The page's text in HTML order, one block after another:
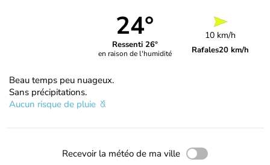
24°
Ressenti 26°
en raison de l'humidité
10 km/h
Rafales20 km/h
Beau temps peu nuageux.
Sans précipitations.
Aucun risque de pluie
Recevoir la météo de ma ville